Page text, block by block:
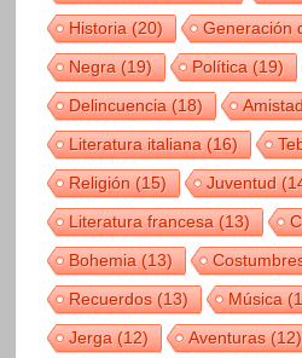
Historia(20) Generación
Negra(19) Política(19)
Delincuencia(18)
Literatura italiana(16)
Religión(15) Juventud
Literatura francesa(13)
Bohemia(13)
Recuerdos(13) Música
Jerga(12) Aventuras(12)